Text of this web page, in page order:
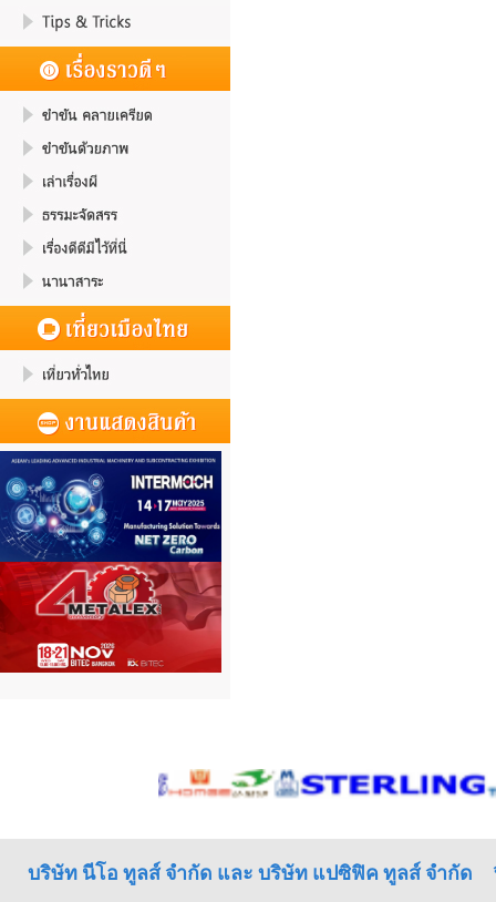
บริษัท นีโอ ทูลส์ จำกัด และ บริษัท แปซิฟิค ทูลส์ จำกัด